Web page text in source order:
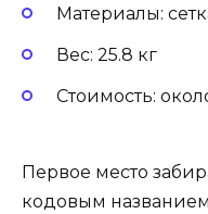
Материалы:
Вес: 25.8 кг
Стоимость:
Первое место
кодовым